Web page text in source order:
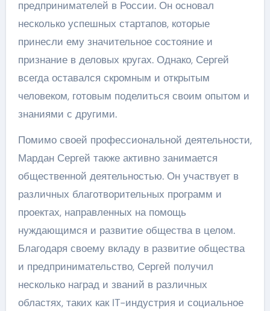
предпринимателей в России. Он основал
несколько успешных стартапов, которые
принесли ему значительное состояние и
признание в деловых кругах. Однако, Сергей
всегда оставался скромным и открытым
человеком, готовым поделиться своим опытом и
знаниями с другими.
Помимо своей профессиональной деятельности,
Мардан Сергей также активно занимается
общественной деятельностью. Он участвует в
различных благотворительных программ и
проектах, направленных на помощь
нуждающимся и развитие общества в целом.
Благодаря своему вкладу в развитие общества
и предпринимательство, Сергей получил
несколько наград и званий в различных
областях, таких как IT-индустрия и социальное